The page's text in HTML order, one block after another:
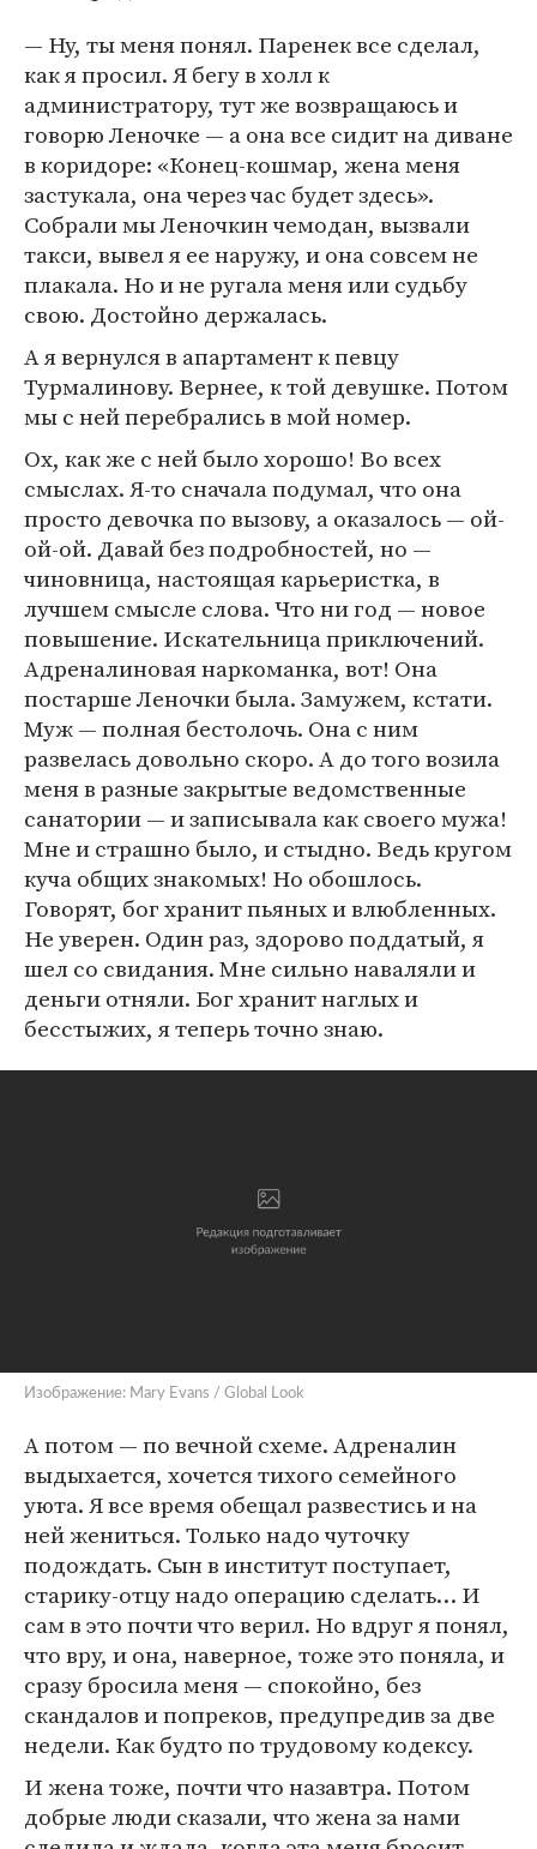
— Ну, ты меня понял. Паренек все сделал,
как я просил. Я бегу в холл к
администратору, тут же возвращаюсь и
говорю Леночке — а она все сидит на диване
в коридоре: «Конец-кошмар, жена меня
застукала, она через час будет здесь».
Собрали мы Леночкин чемодан, вызвали
такси, вывел я ее наружу, и она совсем не
плакала. Но и не ругала меня или судьбу
свою. Достойно держалась.
А я вернулся в апартамент к певцу
Турмалинову. Вернее, к той девушке. Потом
мы с ней перебрались в мой номер.
Ох, как же с ней было хорошо! Во всех
смыслах. Я-то сначала подумал, что она
просто девочка по вызову, а оказалось — ой-
ой-ой. Давай без подробностей, но —
чиновница, настоящая карьеристка, в
лучшем смысле слова. Что ни год — новое
повышение. Искательница приключений.
Адреналиновая наркоманка, вот! Она
постарше Леночки была. Замужем, кстати.
Муж — полная бестолочь. Она с ним
развелась довольно скоро. А до того возила
меня в разные закрытые ведомственные
санатории — и записывала как своего мужа!
Мне и страшно было, и стыдно. Ведь кругом
куча общих знакомых! Но обошлось.
Говорят, бог хранит пьяных и влюбленных.
Не уверен. Один раз, здорово поддатый, я
шел со свидания. Мне сильно наваляли и
деньги отняли. Бог хранит наглых и
бесстыжих, я теперь точно знаю.
Изображение: Mary Evans / Global Look
А потом — по вечной схеме. Адреналин
выдыхается, хочется тихого семейного
уюта. Я все время обещал развестись и на
ней жениться. Только надо чуточку
подождать. Сын в институт поступает,
старику-отцу надо операцию сделать… И
сам в это почти что верил. Но вдруг я понял,
что вру, и она, наверное, тоже это поняла, и
сразу бросила меня — спокойно, без
скандалов и попреков, предупредив за две
недели. Как будто по трудовому кодексу.
И жена тоже, почти что назавтра. Потом
добрые люди сказали, что жена за нами